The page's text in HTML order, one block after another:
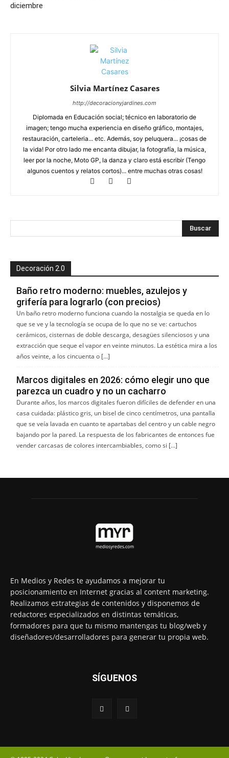
diciembre
Silvia Martínez Casares
http://decoracionyjardines.com
Diplomada en Educación social; técnico en laboratorio de
imagen; tengo mucha experiencia en diseño gráfico, montajes,
restauración, carteleria... etc. Además, soy peluquera... ¡cosas de
la vida! Por otro lado me encanta dibujar, la fotografía, la música,
leer por la noche, Moto GP, la danza y claro está escribir (Tengo
algunos cuentos y relatos cortos)... entre muchas otras cosas!
Decoración 2.0
Baño retro moderno: muebles, azulejos y
grifería para lograrlo (con precios)
Un baño retro moderno funciona cuando la nostalgia se queda en lo
que se ve y la tecnología se ocupa de lo que no se ve: cartuchos
cerámicos, cisternas de doble descarga, desagües silenciosos y una
extracción que seque el vapor en veinte minutos. La estética mira a los
años veinte, a los cincuenta o […]
Marcos digitales en 2026: cómo elegir uno que
parezca un cuadro y no un cacharro
Durante años, los marcos digitales fueron difíciles de defender en una
casa cuidada: plástico gris, un bisel de cinco centímetros, una pantalla
que se veía lavada en cuanto te apartabas del centro y un cable negro
bajando por la pared. La respuesta de los fabricantes de entonces fue
vender carcasas de colores intercambiables, como si […]
En Medios y Redes te ayudamos a mejorar tu
posicionamiento en Internet gracias al content marketing.
Realizamos estrategias de contenidos y disponemos de
redactores especializados en distintas temáticas,
formadores para que tu mismo mantengas tu blog/web y
diseñadores/desarrolladores para generar tu propia web.
SÍGUENOS